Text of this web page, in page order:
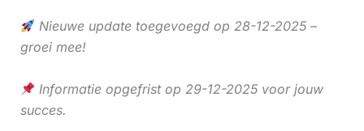
Nieuwe update toegevoegd op 28-12-2025 –
groei mee!
Informatie opgefrist op 29-12-2025 voor jouw
succes.